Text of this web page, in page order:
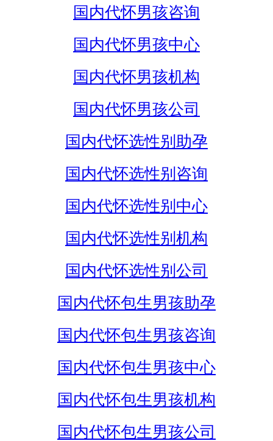
国内代怀男孩咨询
国内代怀男孩中心
国内代怀男孩机构
国内代怀男孩公司
国内代怀选性别助孕
国内代怀选性别咨询
国内代怀选性别中心
国内代怀选性别机构
国内代怀选性别公司
国内代怀包生男孩助孕
国内代怀包生男孩咨询
国内代怀包生男孩中心
国内代怀包生男孩机构
国内代怀包生男孩公司